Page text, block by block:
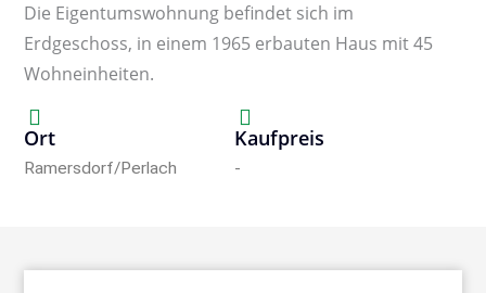
Die Eigentumswohnung befindet sich im
Erdgeschoss, in einem 1965 erbauten Haus mit 45
Wohneinheiten.
Ort
Ramersdorf/Perlach
Kaufpreis
-